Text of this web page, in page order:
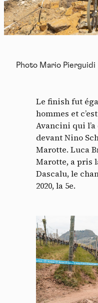
Photo Mario Pierguidi
Le finish fut
hommes et
Avancini qui
devant Nino
Marotte. Luca
Marotte, a pris
Dascalu, le
2020, la 5e.